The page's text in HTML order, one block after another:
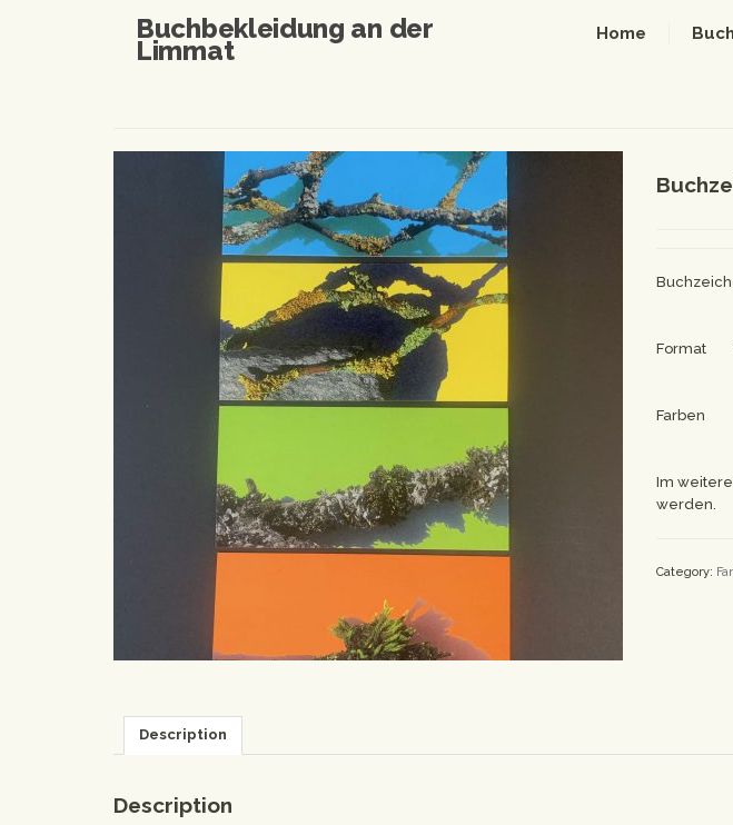
Buchbekleidung an der
Limmat
Home
Format
Farben
Im
werden.
Category:
Description
Description